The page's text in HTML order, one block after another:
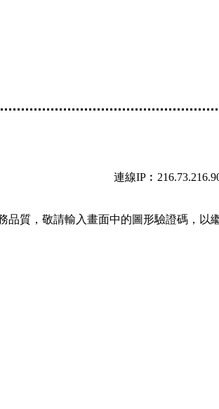
連線
品質，敬請輸入畫面中的圖形驗證碼，以